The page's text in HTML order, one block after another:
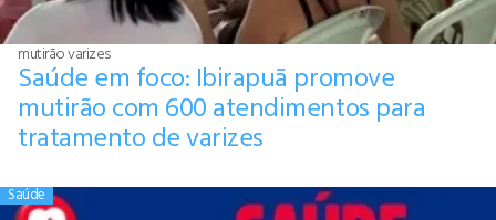
mutirão varizes
Saúde em foco: Ibirapuã promove
mutirão com 600 atendimentos para
tratamento de varizes
Saúde